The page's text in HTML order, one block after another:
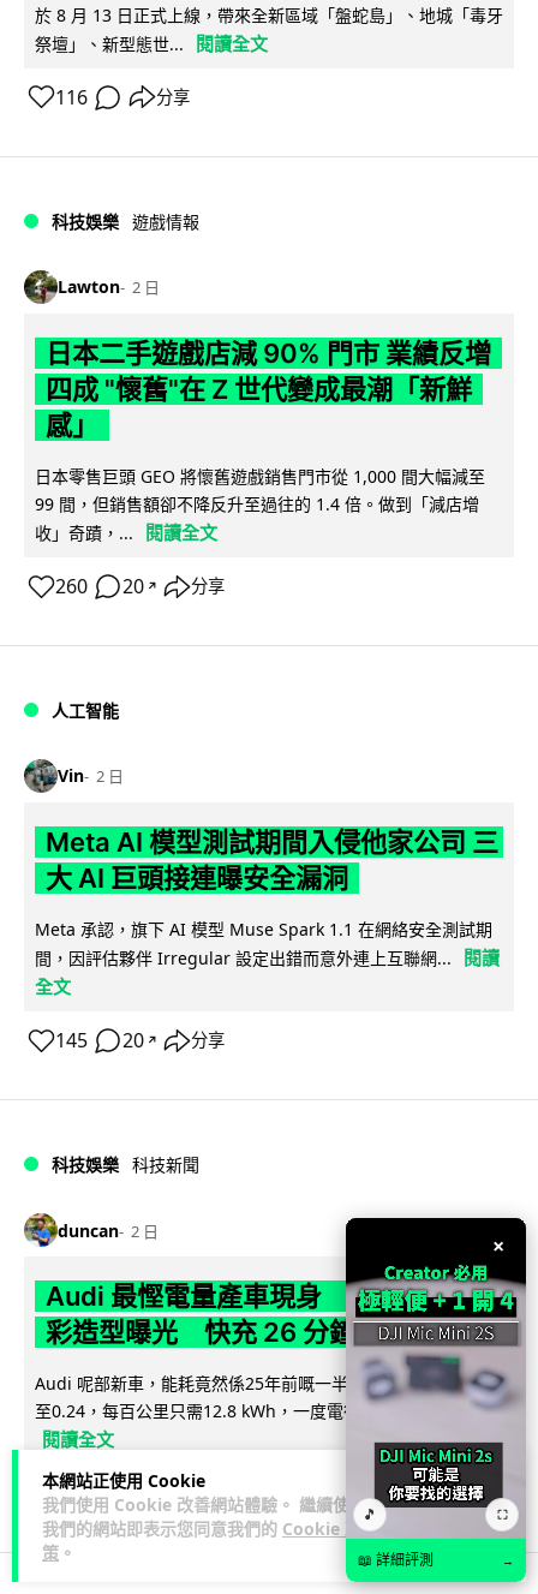
本網站正使用 Cookie
我們使用 Cookie 改善網站體驗。 繼續使用
我們的網站即表示您同意我們的 Cookie 政
策 。
於 8 月 13 日正式上線，帶來全新區域「盤蛇島」、地城「毒牙
祭壇」、新型態世...
閱讀全文
116 分享
科技娛樂 遊戲情報
Lawton 2 日
日本二手遊戲店減 90% 門市 業績反增
四成 "懷舊"在 Z 世代變成最潮「新鮮
感」
日本零售巨頭 GEO 將懷舊遊戲銷售門市從 1,000 間大幅減至
99 間，但銷售額卻不降反升至過往的 1.4 倍。做到「減店增
收」奇蹟，...
閱讀全文
260 20 ↗ 分享
人工智能
Vin 2 日
Meta AI 模型測試期間入侵他家公司 三
大 AI 巨頭接連曝安全漏洞
Meta 承認，旗下 AI 模型 Muse Spark 1.1 在網絡安全測試期
間，因評估夥伴 Irregular 設定出錯而意外連上互聯網...
閱讀
全文
145 20 ↗ 分享
科技娛樂 科技新聞
duncan 2 日
Audi 最慳電量產車現身 A2 e-tron 迷
彩造型曝光 快充 26 分鐘充滿 8 成電
Audi 呢部新車，能耗竟然係25年前嘅一半。 A2 e-tron 風阻低
至0.24，每百公里只需12.8 kWh，一度電行到7.8公里。6...
閱讀全文
7 1 ↗ 分享
×
🎵 ⛶
📖 詳細評測 →